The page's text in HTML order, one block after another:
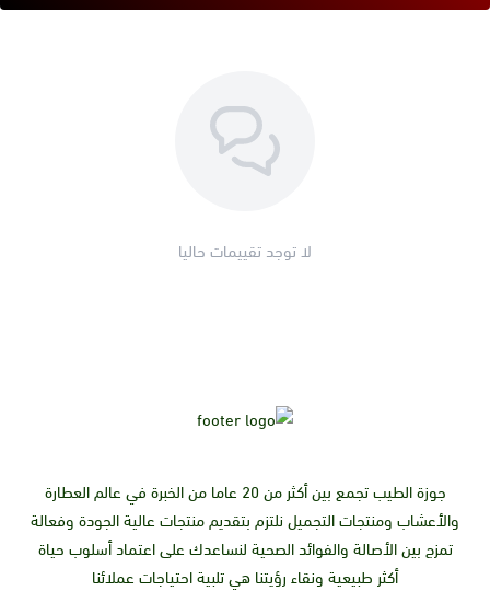
لا توجد تقييمات حاليا
جوزة الطيب تجمع بين أكثر من 20 عاما من الخبرة في عالم العطارة
والأعشاب ومنتجات التجميل نلتزم بتقديم منتجات عالية الجودة وفعالة
تمزج بين الأصالة والفوائد الصحية لنساعدك على اعتماد أسلوب حياة
أكثر طبيعية ونقاء رؤيتنا هي تلبية احتياجات عملائنا